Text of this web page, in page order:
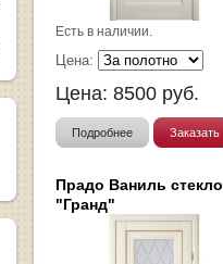
Есть в наличии.
Цена:
Цена: 8500 руб.
Подробнее Заказать
Прадо Ваниль стекло
"Гранд"